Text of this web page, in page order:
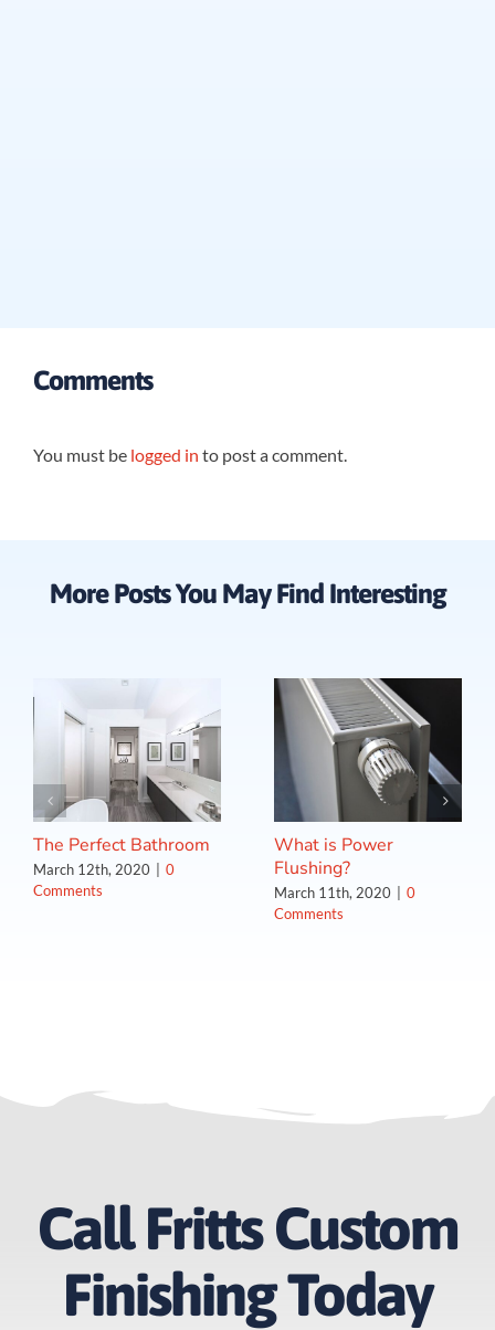
Comments
You must be logged in to post a comment.
More Posts You May Find Interesting
The Perfect Bathroom
March 12th, 2020
0
Comments
What is Power
Flushing?
March 11th, 2020
0
Comments
Call Fritts Custom
Finishing Today